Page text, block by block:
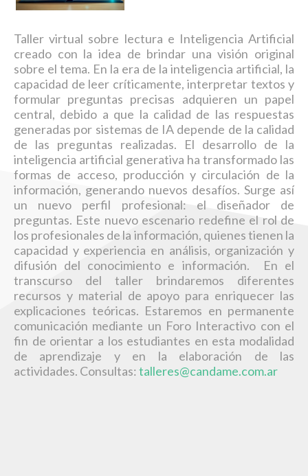
ForCiN
FoUs
GesPro
MarkOnBib
SeRA
SocialNet
TICGes
LeerIA
InfoCyT
Aula Virtual
Cursos - 2026
Docentes
Estudiantes
Registrarse
Formas de Pago
Servicios
Taller virtual sobre lectura e Inteligencia Artificial
creado con la idea de brindar una visión original
sobre el tema. En la era de la inteligencia artificial, la
capacidad de leer críticamente, interpretar textos y
formular preguntas precisas adquieren un papel
central, debido a que la calidad de las respuestas
generadas por sistemas de IA depende de la calidad
de las preguntas realizadas. El desarrollo de la
inteligencia artificial generativa ha transformado las
formas de acceso, producción y circulación de la
información, generando nuevos desafíos. Surge así
un nuevo perfil profesional: el diseñador de
preguntas. Este nuevo escenario redefine el rol de
los profesionales de la información, quienes tienen la
capacidad y experiencia en análisis, organización y
difusión del conocimiento e información. En el
transcurso del taller brindaremos diferentes
recursos y material de apoyo para enriquecer las
explicaciones teóricas. Estaremos en permanente
comunicación mediante un Foro Interactivo con el
fin de orientar a los estudiantes en esta modalidad
de aprendizaje y en la elaboración de las
actividades. Consultas: talleres@candame.com.ar